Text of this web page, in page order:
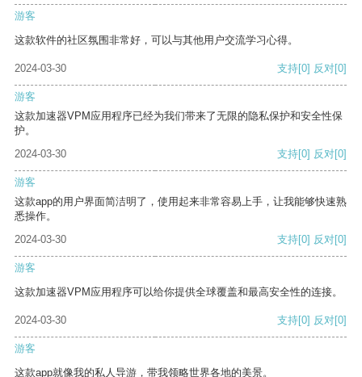
游客
这款软件的社区氛围非常好，可以与其他用户交流学习心得。
2024-03-30 支持[0] 反对[0]
游客
这款加速器VPM应用程序已经为我们带来了无限的隐私保护和安全性保
护。
2024-03-30
支持[0] 反对[0]
游客
这款app的用户界面简洁明了，使用起来非常容易上手，让我能够快速熟
悉操作。
2024-03-30
支持[0] 反对[0]
游客
这款加速器VPM应用程序可以给你提供全球覆盖和最高安全性的连接。
2024-03-30 支持[0] 反对[0]
游客
这款app就像我的私人导游，带我领略世界各地的美景。